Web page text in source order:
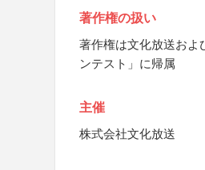
著作権の扱い
著作権は文化放送およ
ンテスト」に帰属
主催
株式会社文化放送